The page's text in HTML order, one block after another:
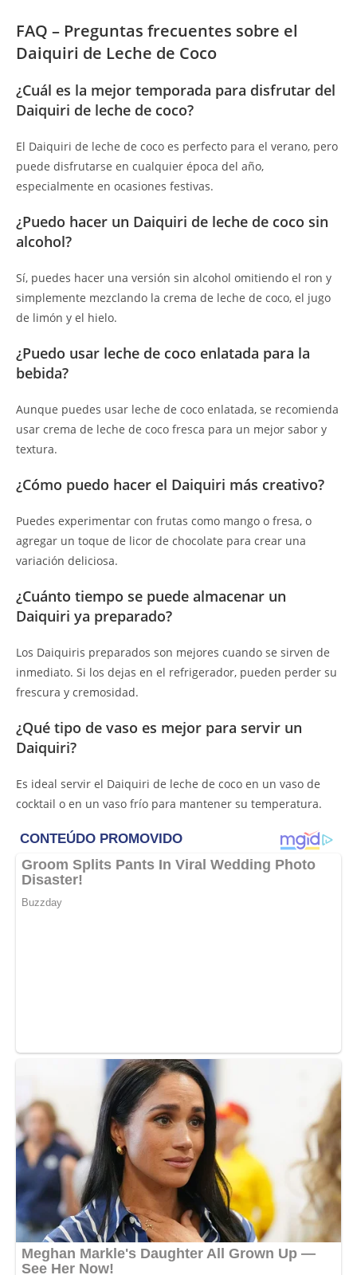
FAQ – Preguntas frecuentes sobre el
Daiquiri de Leche de Coco
¿Cuál es la mejor temporada para disfrutar del
Daiquiri de leche de coco?
El Daiquiri de leche de coco es perfecto para el verano, pero
puede disfrutarse en cualquier época del año,
especialmente en ocasiones festivas.
¿Puedo hacer un Daiquiri de leche de coco sin
alcohol?
Sí, puedes hacer una versión sin alcohol omitiendo el ron y
simplemente mezclando la crema de leche de coco, el jugo
de limón y el hielo.
¿Puedo usar leche de coco enlatada para la
bebida?
Aunque puedes usar leche de coco enlatada, se recomienda
usar crema de leche de coco fresca para un mejor sabor y
textura.
¿Cómo puedo hacer el Daiquiri más creativo?
Puedes experimentar con frutas como mango o fresa, o
agregar un toque de licor de chocolate para crear una
variación deliciosa.
¿Cuánto tiempo se puede almacenar un
Daiquiri ya preparado?
Los Daiquiris preparados son mejores cuando se sirven de
inmediato. Si los dejas en el refrigerador, pueden perder su
frescura y cremosidad.
¿Qué tipo de vaso es mejor para servir un
Daiquiri?
Es ideal servir el Daiquiri de leche de coco en un vaso de
cocktail o en un vaso frío para mantener su temperatura.